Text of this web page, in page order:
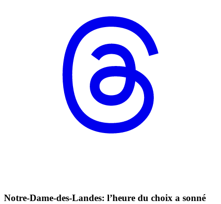
Notre-Dame-des-Landes: l’heure du choix a sonné